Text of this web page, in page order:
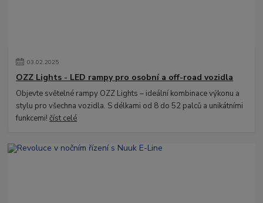
03.02.2025
OZZ Lights - LED rampy pro osobní a off-road vozidla
Objevte světelné rampy OZZ Lights – ideální kombinace výkonu a
stylu pro všechna vozidla. S délkami od 8 do 52 palců a unikátními
funkcemi!číst celé